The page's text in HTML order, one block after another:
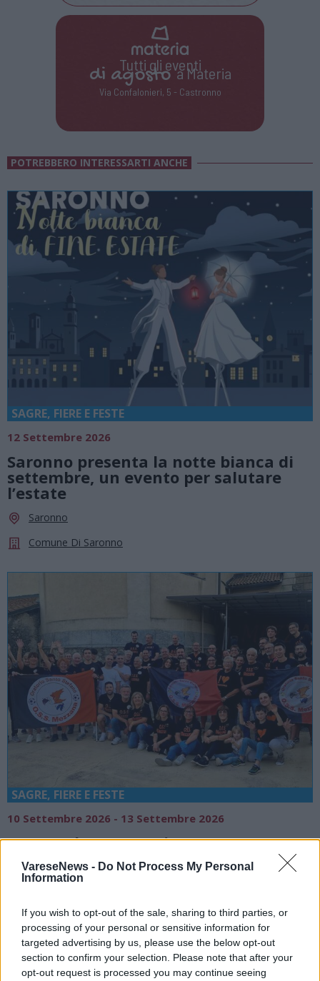
VareseNews - Do Not Process My Personal
Information
If you wish to opt-out of the sale, sharing to third parties, or
processing of your personal or sensitive information for
targeted advertising by us, please use the below opt-out
section to confirm your selection. Please note that after your
opt-out request is processed you may continue seeing
Tutti gli eventi
di agostoa Materia
Via Confalonieri, 5 - Castronno
POTREBBERO INTERESSARTI ANCHE
SAGRE, FIERE E FESTE
12 Settembre 2026
Saronno presenta la notte bianca di
settembre, un evento per salutare
l’estate
Saronno
Comune Di Saronno
SAGRE, FIERE E FESTE
10 Settembre 2026 - 13 Settembre 2026
OSS Week Mezzana in Festa:
programma, date e appuntamenti dal
10 al 13 settembre
Antico Portico Mezzana